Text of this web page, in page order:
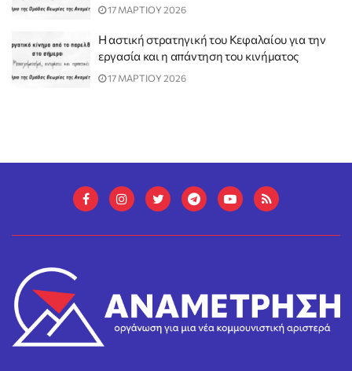
17 ΜΑΡΤΙΟΥ 2026
Η αστική στρατηγική του Κεφαλαίου για την
εργασία και η απάντηση του κινήματος
17 ΜΑΡΤΙΟΥ 2026